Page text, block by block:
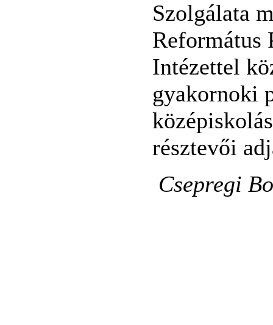
Szolgálata
Református
Intézettel
gyakornoki
résztevői
Csepregi